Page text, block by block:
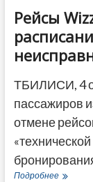
Рейсы
ТБИЛИСИ, 4
пассажиров
отмене
ПодробнееРейсы